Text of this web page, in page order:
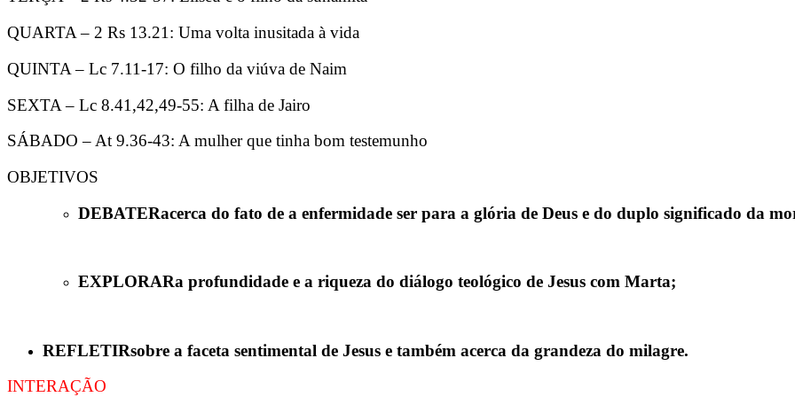
QUARTA – 2 Rs 13.21: Uma volta inusitada à vida
QUINTA – Lc 7.11-17: O filho da viúva de Naim
SEXTA – Lc 8.41,42,49-55: A filha de Jairo
SÁBADO – At 9.36-43: A mulher que tinha bom testemunho
OBJETIVOS
DEBATERacerca do fato de a enfermidade ser para a glória de Deus e do duplo significado da
EXPLORARa profundidade e a riqueza do diálogo teológico de Jesus com Marta;
REFLETIRsobre a faceta sentimental de Jesus e também acerca da grandeza do milagre.
INTERAÇÃO